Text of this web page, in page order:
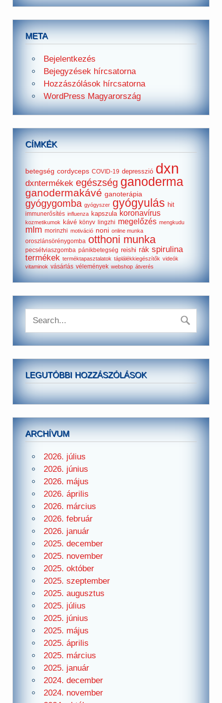
META
Bejelentkezés
Bejegyzések hírcsatorna
Hozzászólások hírcsatorna
WordPress Magyarország
CÍMKÉK
betegség cordyceps COVID-19 depresszió dxn
dxntermékek egészség ganoderma
ganodermakávé ganoterápia
gyógygomba gyógyszer gyógyulás hit
immunerősítés influenza kapszula koronavírus
kozmetikumok kávé könyv lingzhi megelőzés mengkudu
mlm morinzhi motiváció noni online munka
oroszlánsörénygomba otthoni munka
pecsétviaszgomba pánikbetegség reishi rák spirulina
termékek terméktapasztalatok táplálékkiegészítők videók
vitaminok vásárlás vélemények webshop átverés
LEGUTÓBBI HOZZÁSZÓLÁSOK
ARCHÍVUM
2026. július
2026. június
2026. május
2026. április
2026. március
2026. február
2026. január
2025. december
2025. november
2025. október
2025. szeptember
2025. augusztus
2025. július
2025. június
2025. május
2025. április
2025. március
2025. január
2024. december
2024. november